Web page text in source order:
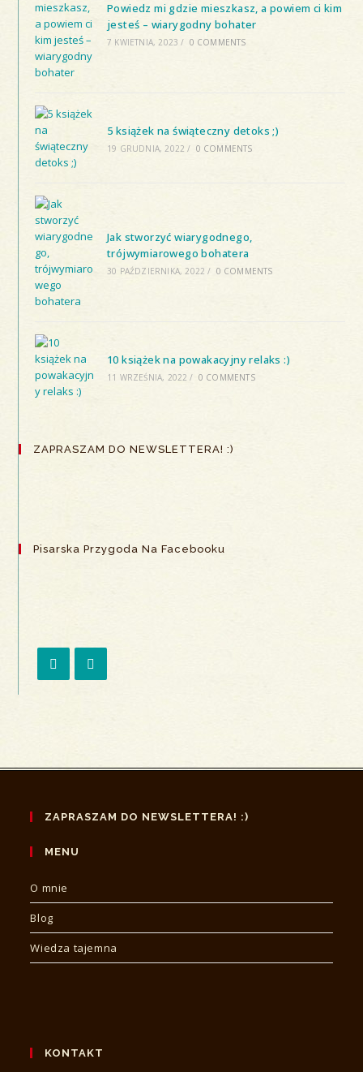
Powiedz mi gdzie mieszkasz, a powiem ci kim
jesteś – wiarygodny bohater
7 KWIETNIA, 2023 / 0 COMMENTS
5 książek na świąteczny detoks ;)
19 GRUDNIA, 2022 / 0 COMMENTS
Jak stworzyć wiarygodnego,
trójwymiarowego bohatera
30 PAŹDZIERNIKA, 2022 / 0 COMMENTS
10 książek na powakacyjny relaks :)
11 WRZEŚNIA, 2022 / 0 COMMENTS
ZAPRASZAM DO NEWSLETTERA! :)
Pisarska Przygoda Na Facebooku
ZAPRASZAM DO NEWSLETTERA! :)
MENU
O mnie
Blog
Wiedza tajemna
KONTAKT